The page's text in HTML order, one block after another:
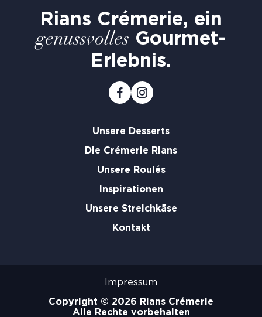
Rians Crémerie, ein
genussvolles Gourmet-
Erlebnis.
Unsere Desserts
Die Crémerie Rians
Unsere Roulés
Inspirationen
Unsere Streichkäse
Kontakt
Copyright © 2026 Rians Crémerie
Alle Rechte vorbehalten
Impressum